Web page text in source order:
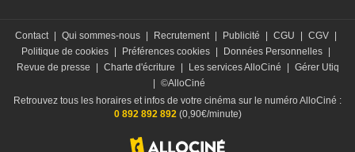
Contact | Qui sommes-nous | Recrutement | Publicité | CGU | CGV |
Politique de cookies | Préférences cookies | Données Personnelles |
Revue de presse
| Charte d'écriture | Les services AlloCiné | Gérer Utiq
| ©AlloCiné
Retrouvez tous les horaires et infos de votre cinéma sur le numéro AlloCiné :
0 892 892 892 (0,90€/minute)